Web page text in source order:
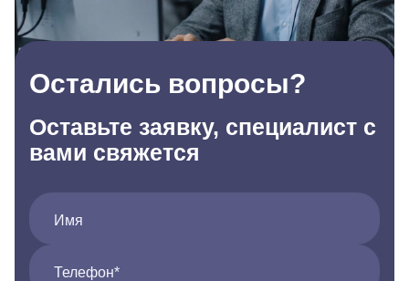
Остались вопросы?
Оставьте заявку, специалист с
вами свяжется
Имя
Телефон*